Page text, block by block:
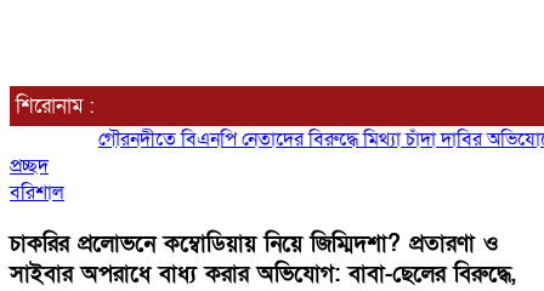
শিরোনাম :
বিএনপি নেতাদের বিরুদ্ধে মিথ্যা চাঁদা দাবির অভিযোগের তীব্র
প্রচ্ছদ
বরিশাল
চাকরির প্রলোভনে কম্বোডিয়ায় নিয়ে জিম্মিদশা? ‎প্রতারণা ও
সাইবার অপরাধে বাধ্য করার অভিযোগ: বাবা-ছেলের বিরুদ্ধে,